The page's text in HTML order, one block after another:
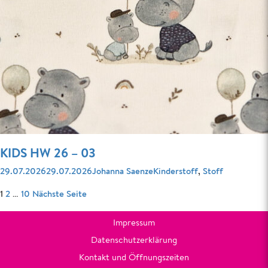
KIDS HW 26 – 03
Veröffentlicht
29.07.202629.07.2026Autor
Johanna SaenzeKategorien
Kinderstoff,Stoff
SEITENNUMMERIERUNG
DER
Seite
1 Seite
2… Seite
10 Nächste Seite
Impressum
Datenschutzerklärung
Kontakt und Öffnungszeiten